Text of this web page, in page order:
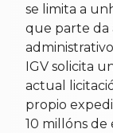
se limita a
que parte da
IGV solicita
actual
propio
10 millóns de